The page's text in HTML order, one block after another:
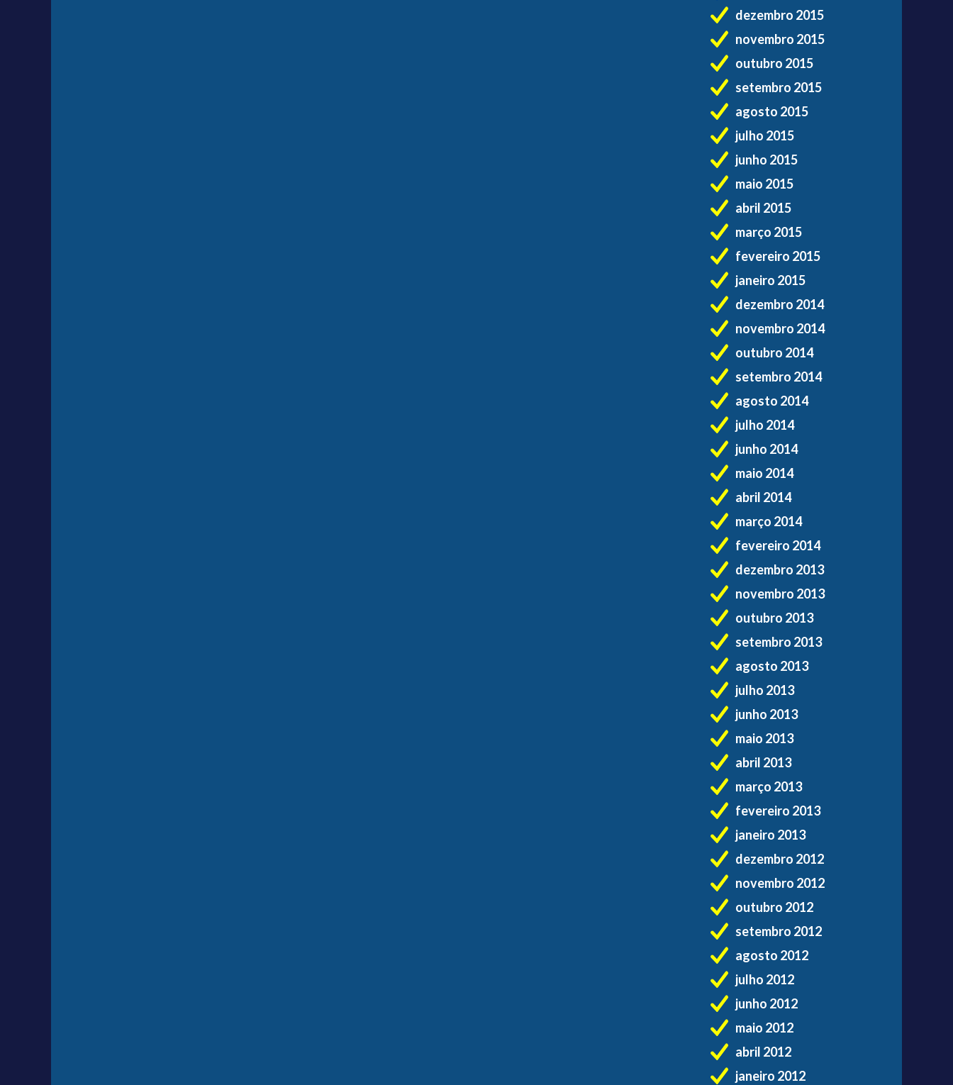
dezembro 2015
novembro 2015
outubro 2015
setembro 2015
agosto 2015
julho 2015
junho 2015
maio 2015
abril 2015
março 2015
fevereiro 2015
janeiro 2015
dezembro 2014
novembro 2014
outubro 2014
setembro 2014
agosto 2014
julho 2014
junho 2014
maio 2014
abril 2014
março 2014
fevereiro 2014
dezembro 2013
novembro 2013
outubro 2013
setembro 2013
agosto 2013
julho 2013
junho 2013
maio 2013
abril 2013
março 2013
fevereiro 2013
janeiro 2013
dezembro 2012
novembro 2012
outubro 2012
setembro 2012
agosto 2012
julho 2012
junho 2012
maio 2012
abril 2012
janeiro 2012